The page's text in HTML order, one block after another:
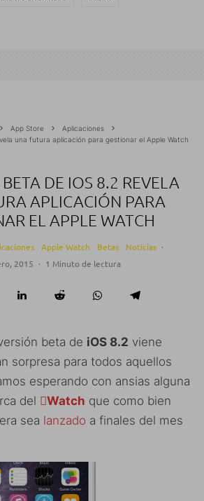
App Store
Aplicaciones
una futura aplicación para gestionar el Apple Watch
DE IOS 8.2 REVELA
APLICACIÓN PARA
EL APPLE WATCH
Apple Watch Betas Noticias ·
2015 · 1 Minuto de lectura
beta de iOS 8.2 viene
sorpresa para todos aquellos
esperando con ansias alguna
del Watch que como bien
sea lanzado a finales del mes